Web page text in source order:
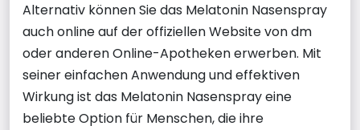
Alternativ können Sie das Melatonin Nasenspray
auch online auf der offiziellen Website von dm
oder anderen Online-Apotheken erwerben. Mit
seiner einfachen Anwendung und effektiven
Wirkung ist das Melatonin Nasenspray eine
beliebte Option für Menschen, die ihre